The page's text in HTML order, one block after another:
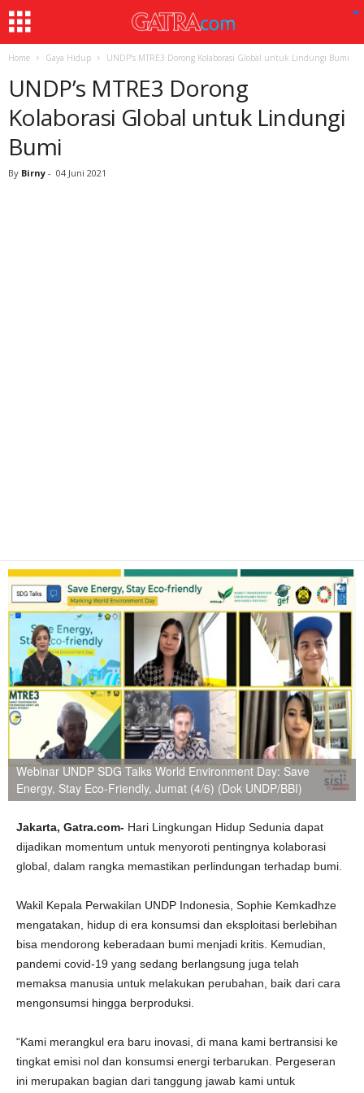
Home Gaya Hidup UNDP’s MTRE3 Dorong Kolaborasi Global untuk Lindungi Bumi
UNDP’s MTRE3 Dorong
Kolaborasi Global untuk Lindungi
Bumi
By Birny - 04 Juni 2021
Webinar UNDP SDG Talks World Environment Day: Save
Energy, Stay Eco-Friendly, Jumat (4/6) (Dok UNDP/BBI)
Jakarta, Gatra.com- Hari Lingkungan Hidup Sedunia dapat
dijadikan momentum untuk menyoroti pentingnya kolaborasi
global, dalam rangka memastikan perlindungan terhadap bumi.
Wakil Kepala Perwakilan ‎UNDP Indonesia, Sophie Kemkadhze
mengatakan, hidup di era konsumsi dan eksploitasi berlebihan
bisa mendorong keberadaan bumi menjadi kritis. Kemudian,
pandemi covid-19 yang sedang berlangsung juga telah
memaksa manusia untuk melakukan perubahan, baik dari cara
mengonsumsi hingga berproduksi.
“Kami merangkul era baru inovasi, di mana kami bertransisi ke
tingkat emisi nol dan konsumsi energi terbarukan. Pergeseran
ini merupakan bagian dari tanggung jawab kami untuk